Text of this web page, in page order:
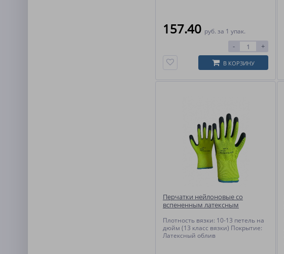
157.40 руб. за 1 упак.
- +
В КОРЗИНУ
Перчатки нейлоновые со
вспененным латексным
Плотность вязки: 10-13 петель на
дюйм (13 класс вязки) Покрытие:
Латексный облив